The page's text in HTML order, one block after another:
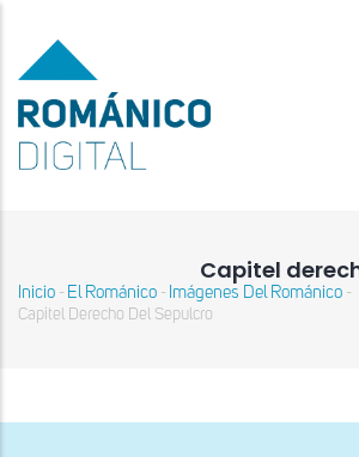
contenido
principal
Capitel
Sobrescribir
ayuda
Inicio - El Románico - Imágenes Del Románico -
Capitel Derecho Del Sepulcro